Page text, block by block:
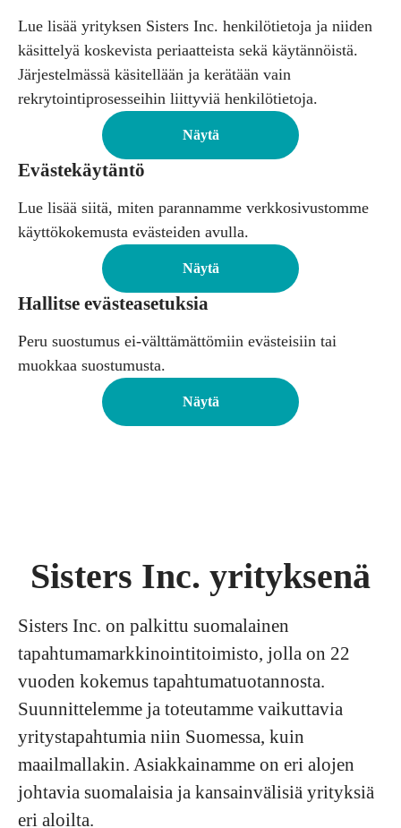
Lue lisää yrityksen Sisters Inc. henkilötietoja ja niiden
käsittelyä koskevista periaatteista sekä käytännöistä.
Järjestelmässä käsitellään ja kerätään vain
rekrytointiprosesseihin liittyviä henkilötietoja.
Näytä
Evästekäytäntö
Lue lisää siitä, miten parannamme verkkosivustomme
käyttökokemusta evästeiden avulla.
Näytä
Hallitse evästeasetuksia
Peru suostumus ei-välttämättömiin evästeisiin tai
muokkaa suostumusta.
Näytä
Sisters Inc. yrityksenä
Sisters Inc. on palkittu suomalainen
tapahtumamarkkinointitoimisto, jolla on 22
vuoden kokemus tapahtumatuotannosta.
Suunnittelemme ja toteutamme vaikuttavia
yritystapahtumia niin Suomessa, kuin
maailmallakin. Asiakkainamme on eri alojen
johtavia suomalaisia ja kansainvälisiä yrityksiä
eri aloilta.